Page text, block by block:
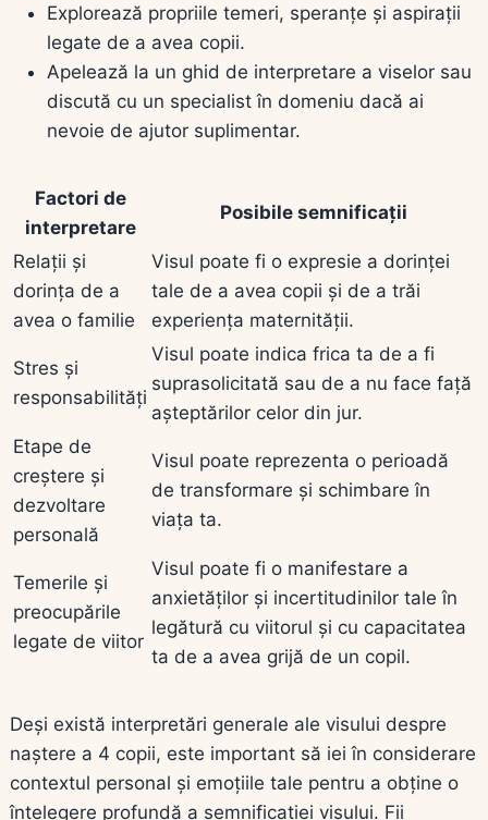
Explorează propriile temeri, speranțe și aspirații
legate de a avea copii.
Apelează la un ghid de interpretare a viselor sau
discută cu un specialist în domeniu dacă ai
nevoie de ajutor suplimentar.
Factori de
interpretare
Posibile semnificații
Relații și
dorința de a
avea o familie
Visul poate fi o expresie a dorinței
tale de a avea copii și de a trăi
experiența maternității.
Stres și
responsabilități
Visul poate indica frica ta de a fi
suprasolicitată sau de a nu face față
așteptărilor celor din jur.
Etape de
creștere și
dezvoltare
personală
Visul poate reprezenta o perioadă
de transformare și schimbare în
viața ta.
Temerile și
preocupările
legate de viitor
Visul poate fi o manifestare a
anxietăților și incertitudinilor tale în
legătură cu viitorul și cu capacitatea
ta de a avea grijă de un copil.
Deși există interpretări generale ale visului despre
naștere a 4 copii, este important să iei în considerare
contextul personal și emoțiile tale pentru a obține o
înțelegere profundă a semnificației visului. Fii